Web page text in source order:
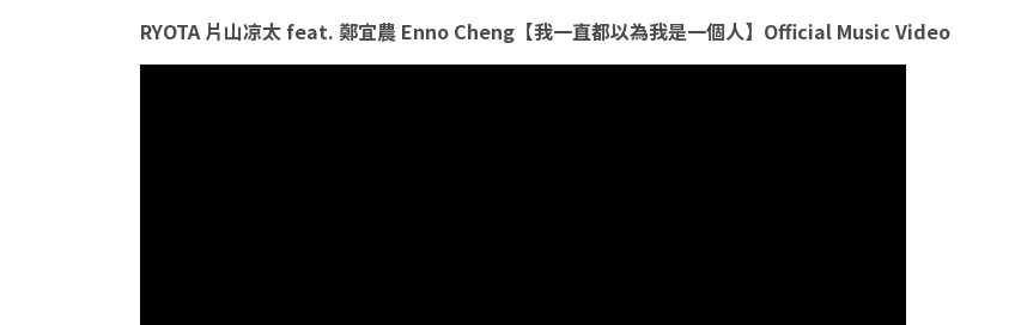
RYOTA 片山凉太 feat. 鄭宜農 Enno Cheng【我一直都以為我是一個人】Official Music Video